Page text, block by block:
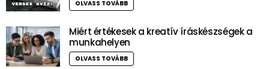
OLVASS TOVÁBB
Miért értékesek a kreatív íráskészségek a
munkahelyen
OLVASS TOVÁBB